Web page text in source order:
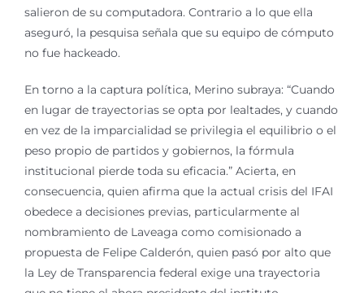
salieron de su computadora. Contrario a lo que ella
aseguró, la pesquisa señala que su equipo de cómputo
no fue hackeado.
En torno a la captura política, Merino subraya: “Cuando
en lugar de trayectorias se opta por lealtades, y cuando
en vez de la imparcialidad se privilegia el equilibrio o el
peso propio de partidos y gobiernos, la fórmula
institucional pierde toda su eficacia.” Acierta, en
consecuencia, quien afirma que la actual crisis del IFAI
obedece a decisiones previas, particularmente al
nombramiento de Laveaga como comisionado a
propuesta de Felipe Calderón, quien pasó por alto que
la Ley de Transparencia federal exige una trayectoria